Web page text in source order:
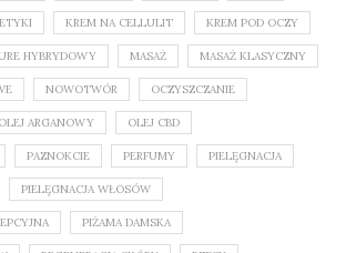
KREM NA CELLULIT KREM POD OCZY
HYBRYDOWY MASAŻ MASAŻ KLASYCZNY
NOWOTWÓR OCZYSZCZANIE
OLEJ ARGANOWY OLEJ CBD
PAZNOKCIE PERFUMY PIELĘGNACJA
PIELĘGNACJA WŁOSÓW
PIŻAMA DAMSKA